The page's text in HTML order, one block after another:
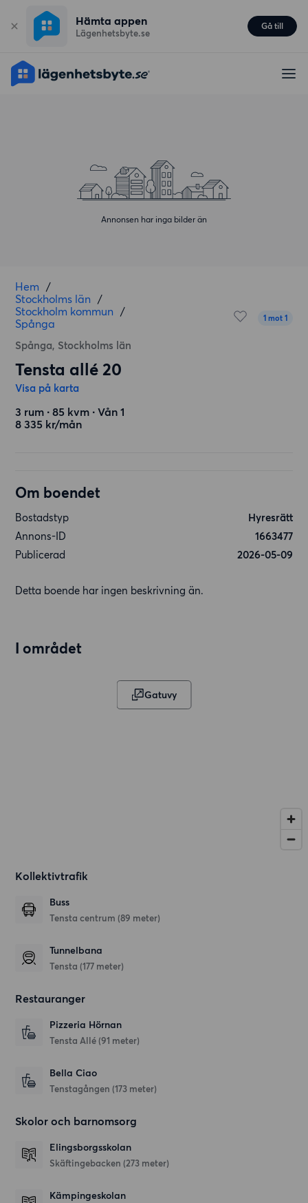
Hämta appen
Lägenhetsbyte.se
Gå till
Annonsen har inga bilder än
Hem /
Stockholms län /
Stockholm kommun /
Spånga
Spånga, Stockholms län
1 mot 1
Tensta allé 20
Visa på karta
3 rum ∙ 85 kvm ∙ Vån 1
8 335 kr/mån
Om boendet
Bostadstyp
Hyresrätt
Annons-ID
1663477
Publicerad
2026-05-09
Detta boende har ingen beskrivning än.
I området
Gatuvy
Kollektivtrafik
Buss
Tensta centrum (89 meter)
Tunnelbana
Tensta (177 meter)
Restauranger
Pizzeria Hörnan
Tensta Allé (91 meter)
Bella Ciao
Tenstagången (173 meter)
Skolor och barnomsorg
Elingsborgsskolan
Skäftingebacken (273 meter)
Kämpingeskolan